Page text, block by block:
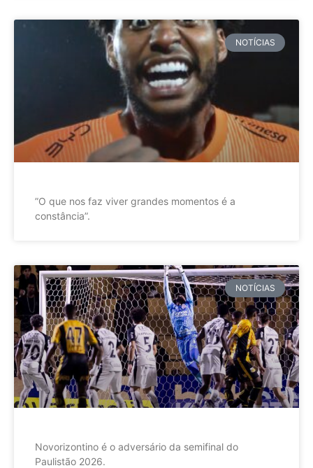
NOTÍCIAS
”O que nos faz viver grandes momentos é a
constância”.
NOTÍCIAS
Novorizontino é o adversário da semifinal do
Paulistão 2026.